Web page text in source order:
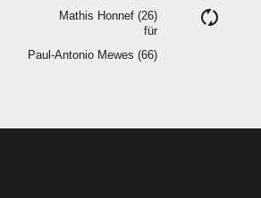
  
für
  